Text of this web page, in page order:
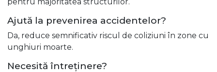
Ajută la prevenirea accidentelor?
Da, reduce semnificativ riscul de coliziuni în zone cu
unghiuri moarte.
Necesită întreținere?